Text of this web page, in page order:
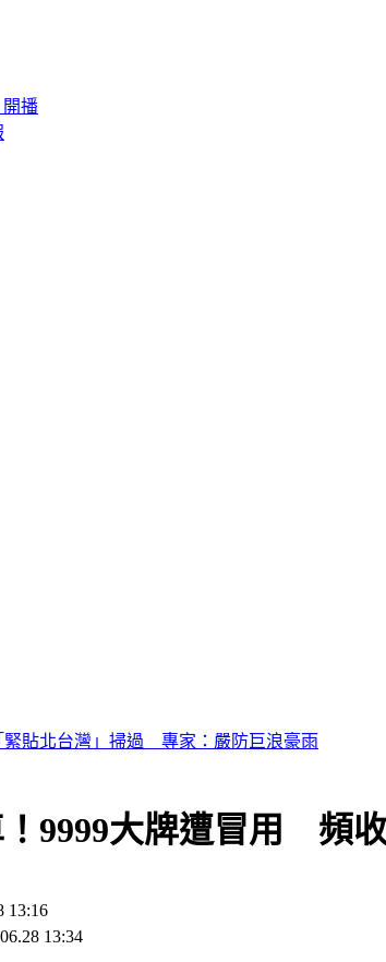
開播
！獎落南北2縣市 200萬也中
9999大牌遭冒用 頻
13:16
13:34